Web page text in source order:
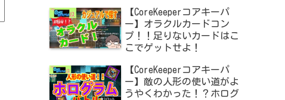
【CoreKeeperコアキーパ
ー】オラクルカードコン
プ！！足りないカードはこ
こでゲットせよ！
【CoreKeeperコアキーパ
ー】敵の人形の使い道がよ
うやくわかった！？ホログ